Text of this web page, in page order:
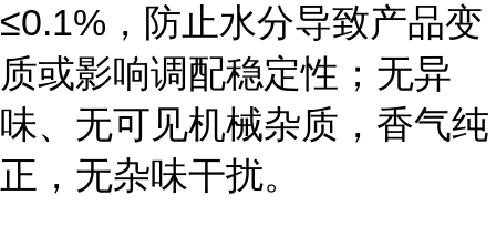
≤0.1%，防止水分导致产品变
质或影响调配稳定性；无异
味、无可见机械杂质，香气纯
正，无杂味干扰。